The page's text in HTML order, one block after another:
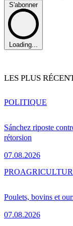
S'abonner
Loading...
LES PLUS
Sánchez riposte
rétorsion
07.08.2026
POLITIQUE
Poulets, bovins et
07.08.2026
PRO